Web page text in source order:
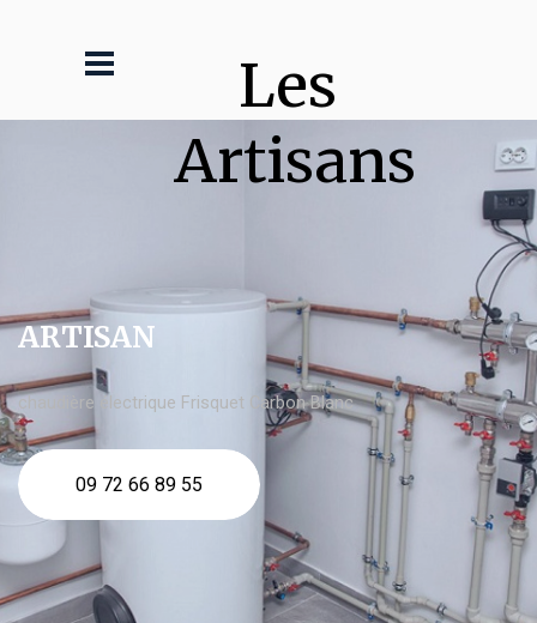
Les
Artisans
ARTISAN
chaudière électrique Frisquet Carbon Blanc
09 72 66 89 55